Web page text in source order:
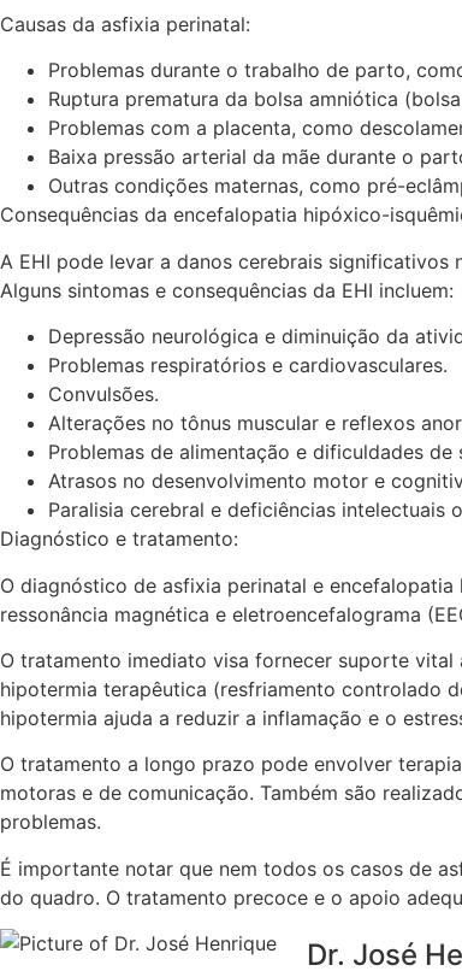
Causas da asfixia perinatal:
Problemas durante o trabalho de parto,
Ruptura prematura da bolsa amniótica
Problemas com a placenta, como
Baixa pressão arterial da mãe durante o
Outras condições maternas, como pré-
Consequências da encefalopatia hipóxico-
A EHI pode levar a danos cerebrais
Alguns sintomas e consequências da EHI incluem:
Depressão neurológica e diminuição da
Problemas respiratórios e cardiovasculares.
Convulsões.
Alterações no tônus muscular e reflexos
Problemas de alimentação e dificuldades de
Atrasos no desenvolvimento motor e
Paralisia cerebral e deficiências intelectuais
Diagnóstico e tratamento:
O diagnóstico de asfixia perinatal e
ressonância magnética e eletroencefalograma
O tratamento imediato visa fornecer suporte
hipotermia terapêutica (resfriamento controlado
hipotermia ajuda a reduzir a inflamação e o
O tratamento a longo prazo pode envolver
motoras e de comunicação. Também são
problemas.
É importante notar que nem todos os casos de
do quadro. O tratamento precoce e o apoio
Dr. José